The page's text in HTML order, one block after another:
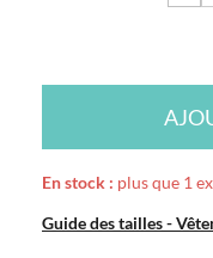
En stock : plus que 1
Guide des tailles -